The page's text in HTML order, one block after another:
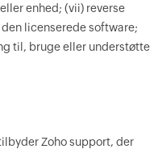
enhed; (vii) reverse
licenserede software;
til, bruge eller understøtte
Zoho support, der